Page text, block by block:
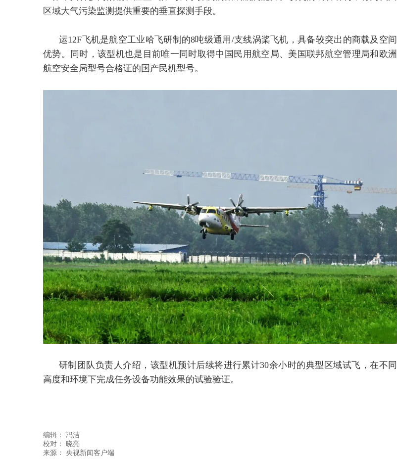
区域大气污染监测提供重要的垂直探测手段。
运12F飞机是航空工业哈飞研制的8吨级通用/支线涡桨飞机，具备较突出的商载及空间
优势。同时，该型机也是目前唯一同时取得中国民用航空局、美国联邦航空管理局和欧洲
航空安全局型号合格证的国产民机型号。
研制团队负责人介绍，该型机预计后续将进行累计30余小时的典型区域试飞，在不同
高度和环境下完成任务设备功能效果的试验验证。
编辑： 冯洁
校对： 晓亮